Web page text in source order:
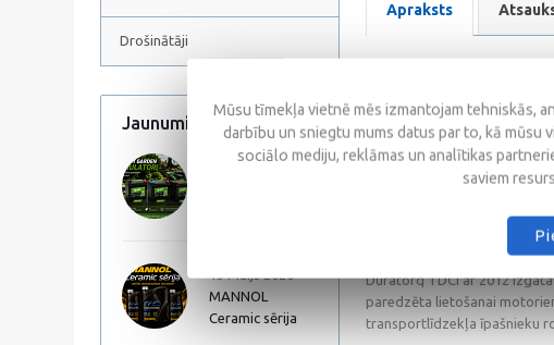
Drošinātāji
Jaunumi Visi jaunumi
17 Jūnijs 2026
15 Maijs 2026
MANNOL
Ceramic sērija
Apraksts
Castrol Magnatec 5W-30
vieglajiem dīzeļmotoriem, ja
30 A5 motoreļļas ir stabils,
augstas veiktspējas benzīna
temperatūras / bīdes
maiņas intervāliem un kas
specifikācijas prasībām,
dzinējos, kur
motoreļļu var izmantot
Duratorq TDCi ar 2012
paredzēta lietošanai
transportlīdzekļa īpašnieku
Mūsu tīmekļa vietnē mēs izmantojam tehniskās,
darbību un sniegtu mums datus par to, kā mūsu
sociālo mediju, reklāmas un analītikas
saviem